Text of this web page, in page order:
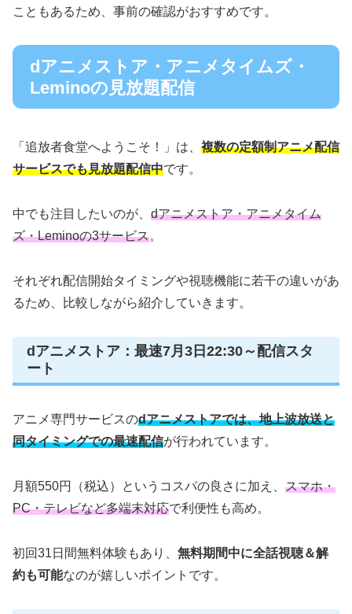
こともあるため、事前の確認がおすすめです。
dアニメストア・アニメタイムズ・
Leminoの見放題配信
「追放者食堂へようこそ！」は、 複数の定額制アニメ配信
サービスでも見放題配信中です。
中でも注目したいのが、 dアニメストア・アニメタイム
ズ・Leminoの3サービス。
それぞれ配信開始タイミングや視聴機能に若干の違いがあ
るため、比較しながら紹介していきます。
dアニメストア：最速7月3日22:30～配信スタ
ート
アニメ専門サービスのdアニメストアでは、地上波放送と
同タイミングでの最速配信が行われています。
月額550円（税込）というコスパの良さに加え、 スマホ・
PC・テレビなど多端末対応で利便性も高め。
初回31日間無料体験もあり、 無料期間中に全話視聴＆解
約も可能なのが嬉しいポイントです。